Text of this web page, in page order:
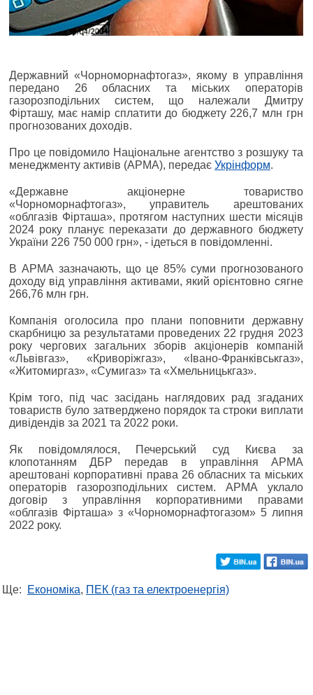
Державний «Чорноморнафтогаз», якому в управління
передано 26 обласних та міських операторів
газорозподільних систем, що належали Дмитру
Фірташу, має намір сплатити до бюджету 226,7 млн грн
прогнозованих доходів.
Про це повідомило Національне агентство з розшуку та
менеджменту активів (АРМА), передає Укрінформ.
«Державне акціонерне товариство
«Чорноморнафтогаз», управитель арештованих
«облгазів Фірташа», протягом наступних шести місяців
2024 року планує переказати до державного бюджету
України 226 750 000 грн», - ідеться в повідомленні.
В АРМА зазначають, що це 85% суми прогнозованого
доходу від управління активами, який орієнтовно сягне
266,76 млн грн.
Компанія оголосила про плани поповнити державну
скарбницю за результатами проведених 22 грудня 2023
року чергових загальних зборів акціонерів компаній
«Львівгаз», «Криворіжгаз», «Івано-Франківськгаз»,
«Житомиргаз», «Сумигаз» та «Хмельницькгаз».
Крім того, під час засідань наглядових рад згаданих
товариств було затверджено порядок та строки виплати
дивідендів за 2021 та 2022 роки.
Як повідомлялося, Печерський суд Києва за
клопотанням ДБР передав в управління АРМА
арештовані корпоративні права 26 обласних та міських
операторів газорозподільних систем. АРМА уклало
договір з управління корпоративними правами
«облгазів Фірташа» з «Чорноморнафтогазом» 5 липня
2022 року.
Ще: Економіка, ПЕК (газ та електроенергія)